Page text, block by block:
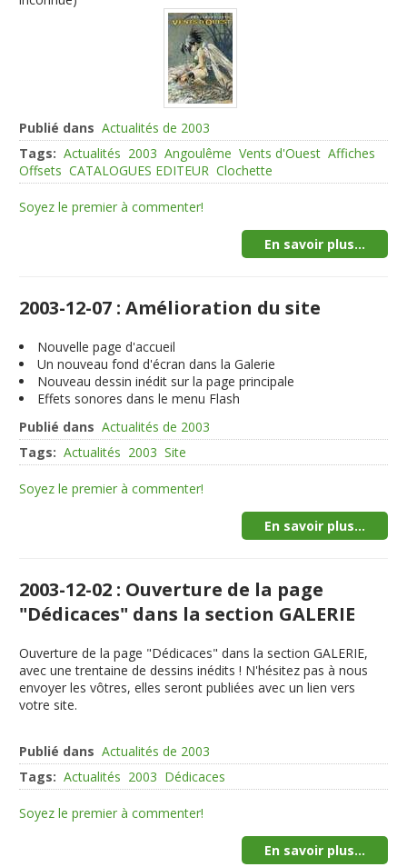
Publié dans Actualités de 2003
Tags: Actualités 2003 Angoulême Vents d'Ouest Affiches
Offsets CATALOGUES EDITEUR Clochette
Soyez le premier à commenter!
En savoir plus...
2003-12-07 : Amélioration du site
Nouvelle page d'accueil
Un nouveau fond d'écran dans la Galerie
Nouveau dessin inédit sur la page principale
Effets sonores dans le menu Flash
Publié dans Actualités de 2003
Tags: Actualités 2003 Site
Soyez le premier à commenter!
En savoir plus...
2003-12-02 : Ouverture de la page
"Dédicaces" dans la section GALERIE
Ouverture de la page "Dédicaces" dans la section GALERIE,
avec une trentaine de dessins inédits ! N'hésitez pas à nous
envoyer les vôtres, elles seront publiées avec un lien vers
votre site.
Publié dans Actualités de 2003
Tags: Actualités 2003 Dédicaces
Soyez le premier à commenter!
En savoir plus...